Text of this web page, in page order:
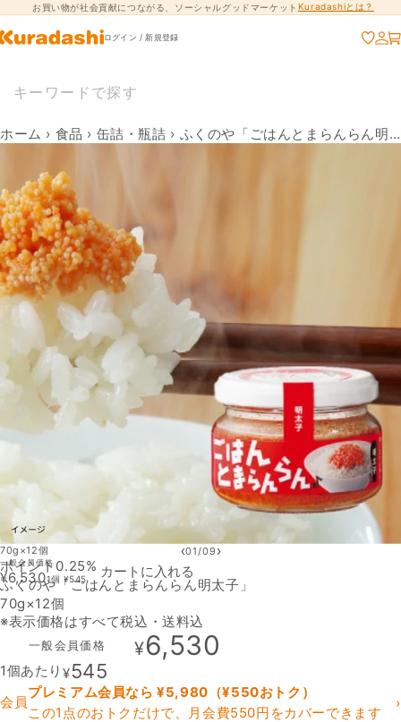
コンテンツに進
む
お買い物が社会貢献につながる、ソーシャルグッドマーケット Kuradashiとは？
ログイン / 新規登録
ホーム › 食品 › 缶詰・瓶詰 › ふくのや「ごはんとまらんらん明太子」
70g×12個 ‹01 /09›
ポイント0.25%
ふくのや「ごはんとまらんらん明太子」
70g×12個
※表示価格はすべて税込・送料込
一般会員価格 ¥6,530
1個あたり ¥545
会員
プレミアム会員なら ¥5,980 （¥550おトク）
この1点のおトクだけで、月会費550円をカバーできます
›
一般会員価格
¥6,5301個 ¥545
カートに入れる